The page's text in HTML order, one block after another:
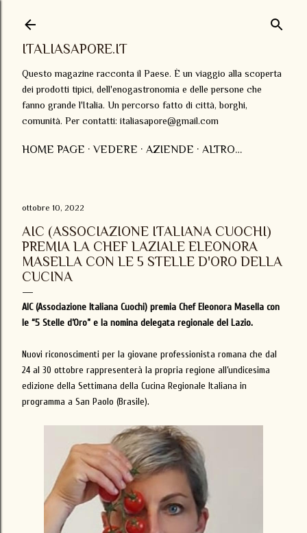
ITALIASAPORE.IT
Questo magazine racconta il Paese. È un viaggio alla scoperta
dei prodotti tipici, dell'enogastronomia e delle persone che
fanno grande l'Italia. Un percorso fatto di città, borghi,
comunità. Per contatti: italiasapore@gmail.com
HOME PAGE VEDERE AZIENDE ALTRO…
ottobre 10, 2022
AIC (ASSOCIAZIONE ITALIANA CUOCHI)
PREMIA LA CHEF LAZIALE ELEONORA
MASELLA CON LE 5 STELLE D'ORO DELLA
CUCINA
AIC (Associazione Italiana Cuochi) premia Chef Eleonora Masella con
le “5 Stelle d’Oro” e la nomina delegata regionale del Lazio.
Nuovi riconoscimenti per la giovane professionista romana che dal
24 al 30 ottobre rappresenterà la propria regione all’undicesima
edizione della Settimana della Cucina Regionale Italiana in
programma a San Paolo (Brasile).